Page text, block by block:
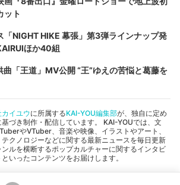
ット
「NIGHT HIKE 幕張」第3弾ラインナップ発
ほか40組
「王道」MV公開 “王”ゆえの苦悩と葛藤を
イユウに所属するKAI-YOU編集部が、独自に定め
基づき制作・配信しています。 KAI-YOUでは、文
やVTuber、音楽や映像、イラストやアート、
クノロジーなどに関する最新ニュースを毎日更新
ルを横断するポップカルチャーに関するインタビ
いったコンテンツをお届けします。